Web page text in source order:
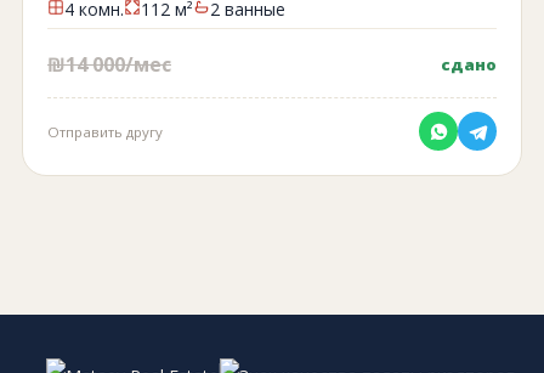
4 комн. 112 м² 2 ванные
₪14 000/мес сдано
Отправить другу